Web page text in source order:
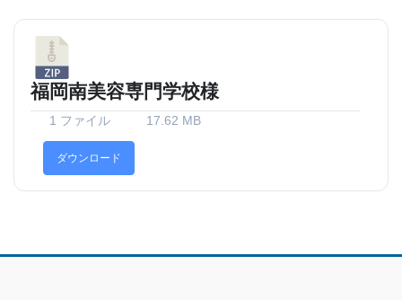
福岡南美容専門学校様
1 ファイル 17.62 MB
ダウンロード